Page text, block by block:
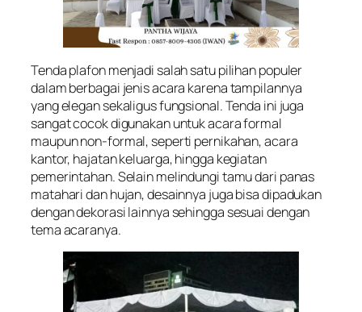
Tenda plafon menjadi salah satu pilihan populer
dalam berbagai jenis acara karena tampilannya
yang elegan sekaligus fungsional. Tenda ini juga
sangat cocok digunakan untuk acara formal
maupun non-formal, seperti pernikahan, acara
kantor, hajatan keluarga, hingga kegiatan
pemerintahan. Selain melindungi tamu dari panas
matahari dan hujan, desainnya juga bisa dipadukan
dengan dekorasi lainnya sehingga sesuai dengan
tema acaranya.